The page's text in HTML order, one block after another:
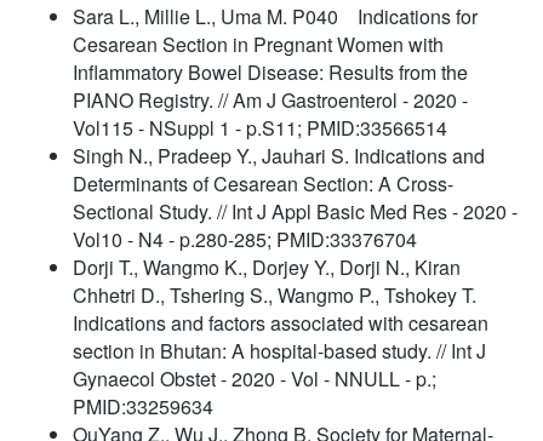
Sara L., Millie L., Uma M. P040 Indications for
Cesarean Section in Pregnant Women with
Inflammatory Bowel Disease: Results from the
PIANO Registry. // Am J Gastroenterol - 2020 -
Vol115 - NSuppl 1 - p.S11; PMID:33566514
Singh N., Pradeep Y., Jauhari S. Indications and
Determinants of Cesarean Section: A Cross-
Sectional Study. // Int J Appl Basic Med Res - 2020 -
Vol10 - N4 - p.280-285; PMID:33376704
Dorji T., Wangmo K., Dorjey Y., Dorji N., Kiran
Chhetri D., Tshering S., Wangmo P., Tshokey T.
Indications and factors associated with cesarean
section in Bhutan: A hospital-based study. // Int J
Gynaecol Obstet - 2020 - Vol - NNULL - p.;
PMID:33259634
OuYang Z., Wu J., Zhong B. Society for Maternal-